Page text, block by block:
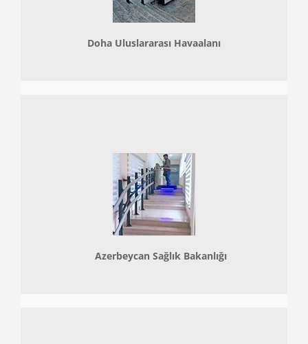
Doha Uluslararası Havaalanı
Azerbeycan Sağlık Bakanlığı